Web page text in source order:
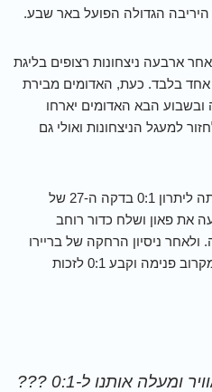
הגדולה הפועל באר שבע.
ארבעה ניצחונות רצופים בליגת
בלבד. כעת, האדומים מבירת
מהפסגה ובשבוע הבא האדומים יארחו
למעגל הניצחונות ואולי גם
מכבי חיפה עלתה ליתרון 0:1 בדקה ה-27 של
את פאון ושלח כדור רוחב
ולאחר ניסיון הרחקה של בריירו
הכדור הגיע לפרנזי פיירו שדחק מקרוב פנימה וקבע 0:1 לזכות
אותנו ל-0:1 ???